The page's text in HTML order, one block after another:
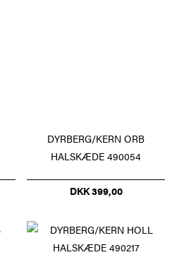
DYRBERG/KERN ORB
HALSKÆDE 490054
DKK 399,00